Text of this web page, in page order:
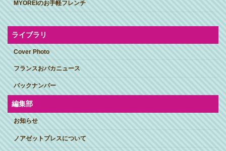
MYOREIのお手軽フレンチ
ライブラリ
Cover Photo
フランスおバカニュース
バックナンバー
編集部
お知らせ
ノアゼットプレスについて